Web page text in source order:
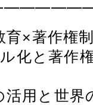
×著作権
化と著作
活用と世